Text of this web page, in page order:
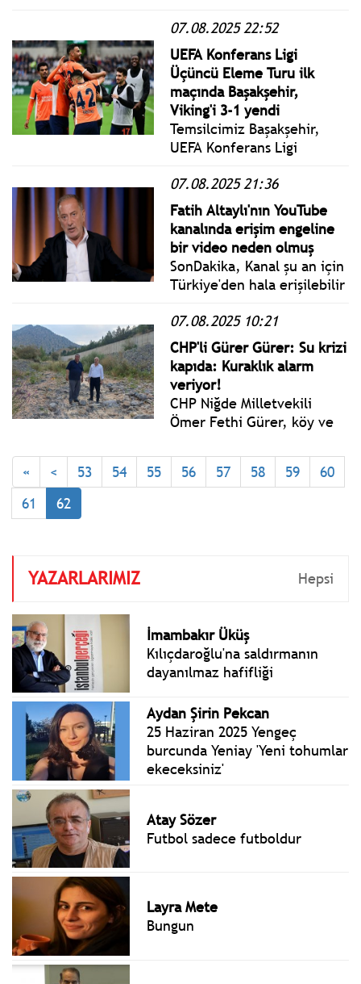
karışmasına son verecek,
güncel maliyeti 1 milyar
980 milyon TL olan projeyi
hayata geçiriyor.
07.08.2025 22:52
UEFA Konferans Ligi
Üçüncü Eleme Turu ilk
maçında Başakşehir,
Viking'i 3-1 yendi
Temsilcimiz Başakşehir,
UEFA Konferans Ligi
maçında Norveç'in Viking
takımını deplasmanda 3-1
mağlup etti.
07.08.2025 21:36
Fatih Altaylı'nın YouTube
kanalında erişim engeline
bir video neden olmuş
SonDakika, Kanal şu an için
Türkiye'den hala erişilebilir
tarafından Türkiye'den
görünmez kılınmadı. Erişim
engeline itiraz süresi 2
hafta.
07.08.2025 10:21
CHP'li Gürer Gürer: Su krizi
kapıda: Kuraklık alarm
veriyor!
CHP Niğde Milletvekili
Ömer Fethi Gürer, köy ve
yıl en çok dert yanılan
susuzluk, göletlerde ve
« < 53 54 55 56 57 58 59
60
61
62
YAZARLARIMIZ Hepsi
İmambakır Üküş
Kılıçdaroğlu'na saldırmanın
dayanılmaz hafifliği
Aydan Şirin Pekcan
25 Haziran 2025 Yengeç
burcunda Yeniay 'Yeni tohumlar
ekeceksiniz'
Atay Sözer
Futbol sadece futboldur
Layra Mete
Bungun